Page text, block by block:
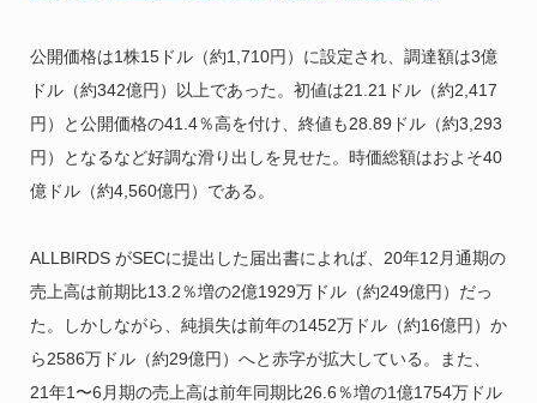
公開価格は1株15ドル（約1,710円）に設定され、調達額は3億
ドル（約342億円）以上であった。初値は21.21ドル（約2,417
円）と公開価格の41.4％高を付け、終値も28.89ドル（約3,293
円）となるなど好調な滑り出しを見せた。時価総額はおよそ40
億ドル（約4,560億円）である。
ALLBIRDS がSECに提出した届出書によれば、20年12月通期の
売上高は前期比13.2％増の2億1929万ドル（約249億円）だっ
た。しかしながら、純損失は前年の1452万ドル（約16億円）か
ら2586万ドル（約29億円）へと赤字が拡大している。また、
21年1〜6月期の売上高は前年同期比26.6％増の1億1754万ドル